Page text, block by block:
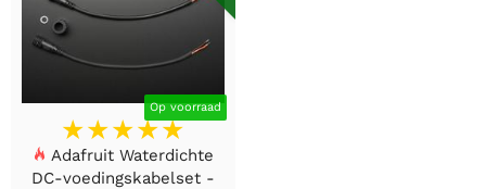
Op voorraad
Adafruit Waterdichte
DC-voedingskabelset -